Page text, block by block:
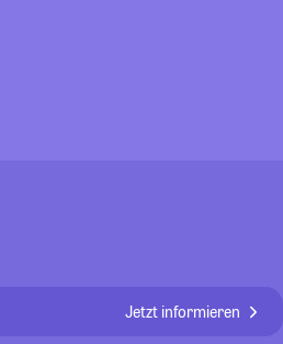
Jetzt informieren